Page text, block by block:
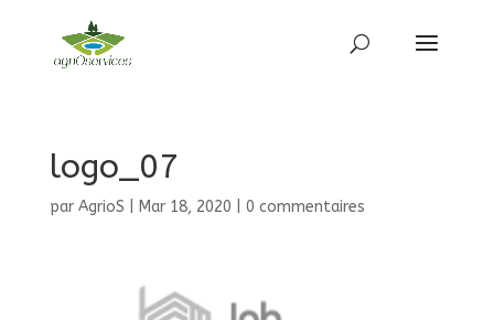
logo_07
par AgrioS Mar 18, 2020 0 commentaires